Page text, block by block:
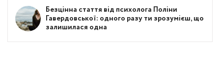
Безцінна стаття від психолога Поліни
Гавердовської: одного разу ти зрозумієш, що
залишилася одна